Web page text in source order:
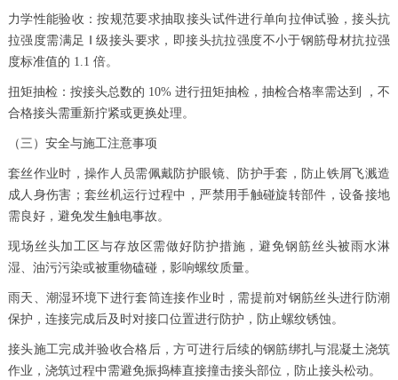
力学性能验收：按规范要求抽取接头试件进行单向拉伸试验，接头抗
拉强度需满足 Ⅰ 级接头要求，即接头抗拉强度不小于钢筋母材抗拉强
度标准值的 1.1 倍。
扭矩抽检：按接头总数的 10% 进行扭矩抽检，抽检合格率需达到 ，不
合格接头需重新拧紧或更换处理。
（三）安全与施工注意事项
套丝作业时，操作人员需佩戴防护眼镜、防护手套，防止铁屑飞溅造
成人身伤害；套丝机运行过程中，严禁用手触碰旋转部件，设备接地
需良好，避免发生触电事故。
现场丝头加工区与存放区需做好防护措施，避免钢筋丝头被雨水淋
湿、油污污染或被重物磕碰，影响螺纹质量。
雨天、潮湿环境下进行套筒连接作业时，需提前对钢筋丝头进行防潮
保护，连接完成后及时对接口位置进行防护，防止螺纹锈蚀。
接头施工完成并验收合格后，方可进行后续的钢筋绑扎与混凝土浇筑
作业，浇筑过程中需避免振捣棒直接撞击接头部位，防止接头松动。